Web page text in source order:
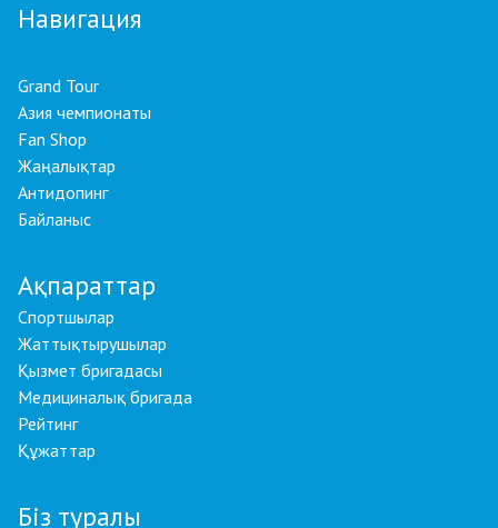
Навигация
Grand Tour
Азия чемпионаты
Fan Shop
Жаңалықтар
Антидопинг
Байланыс
Ақпараттар
Спортшылар
Жаттықтырушылар
Қызмет бригадасы
Медициналық бригада
Рейтинг
Құжаттар
Біз туралы